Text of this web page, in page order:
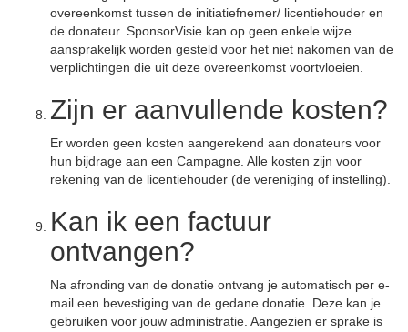
overeenkomst tussen de initiatiefnemer/ licentiehouder en
de donateur. SponsorVisie kan op geen enkele wijze
aansprakelijk worden gesteld voor het niet nakomen van de
verplichtingen die uit deze overeenkomst voortvloeien.
Zijn er aanvullende kosten?
Er worden geen kosten aangerekend aan donateurs voor
hun bijdrage aan een Campagne. Alle kosten zijn voor
rekening van de licentiehouder (de vereniging of instelling).
Kan ik een factuur
ontvangen?
Na afronding van de donatie ontvang je automatisch per e-
mail een bevestiging van de gedane donatie. Deze kan je
gebruiken voor jouw administratie. Aangezien er sprake is